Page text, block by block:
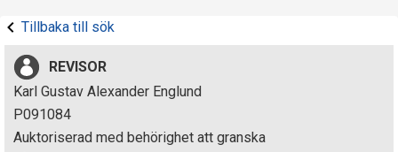
s
i
n
s
Tillbaka till sök
REVISOR
Karl Gustav Alexander Englund
P091084
Auktoriserad med behörighet att granska